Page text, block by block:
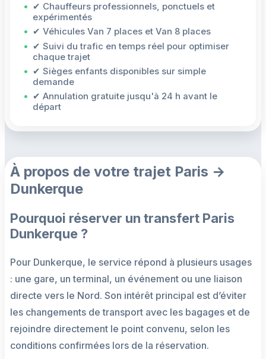
✔ Chauffeurs professionnels, ponctuels et
expérimentés
✔ Véhicules Van 7 places et Van 8 places
✔ Suivi du trafic en temps réel pour optimiser
chaque trajet
✔ Sièges enfants disponibles sur simple
demande
✔ Annulation gratuite jusqu'à 24 h avant le
départ
À propos de votre trajet Paris →
Dunkerque
Pourquoi réserver un transfert Paris
Dunkerque ?
Pour Dunkerque, le service répond à plusieurs usages
: une gare, un terminal, un événement ou une liaison
directe vers le Nord. Son intérêt principal est d’éviter
les changements de transport avec les bagages et de
rejoindre directement le point convenu, selon les
conditions confirmées lors de la réservation.